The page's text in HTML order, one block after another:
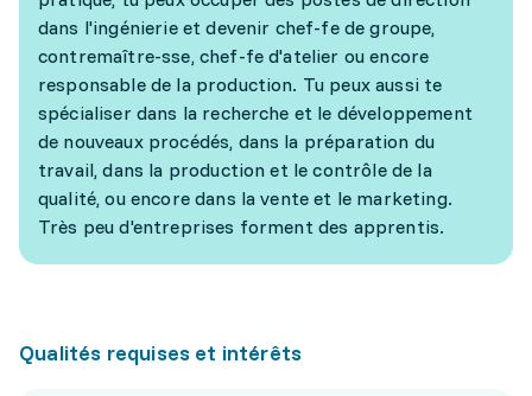
dans l'ingénierie et devenir chef-fe de groupe,
contremaître-sse, chef-fe d'atelier ou encore
responsable de la production. Tu peux aussi te
spécialiser dans la recherche et le développement
de nouveaux procédés, dans la préparation du
travail, dans la production et le contrôle de la
qualité, ou encore dans la vente et le marketing.
Très peu d'entreprises forment des apprentis.
Qualités requises et intérêts